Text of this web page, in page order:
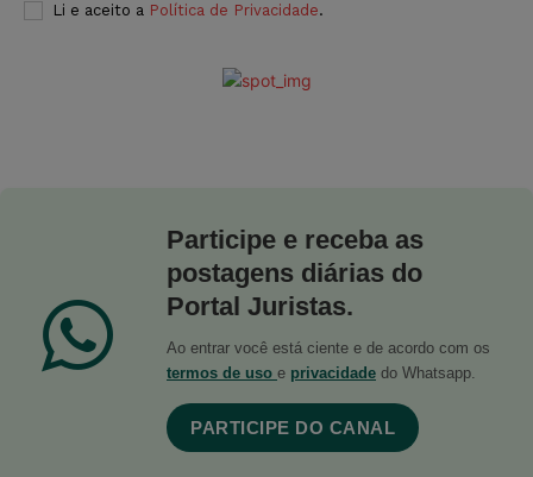
Li e aceito a Política de Privacidade.
Participe e receba as
postagens diárias do
Portal Juristas.
Ao entrar você está ciente e de acordo com os
termos de uso e privacidade do Whatsapp.
PARTICIPE DO CANAL